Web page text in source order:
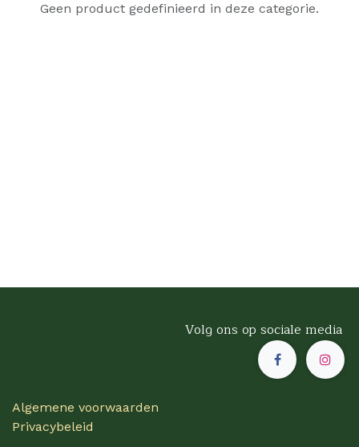
Geen product gedefinieerd in deze categorie.
Volg ons op sociale media
Algemene voorwaarden
Privacybeleid